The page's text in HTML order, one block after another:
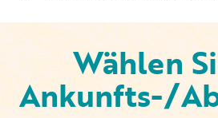
Wählen
Ankunfts-/